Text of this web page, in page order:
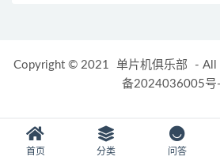
Copyright © 2021 单片机俱乐部 - All
备2024036005号
首页 分类 问答